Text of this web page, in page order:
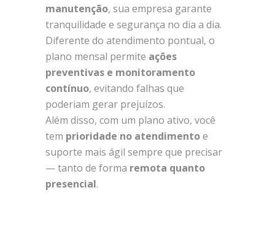
manutenção, sua empresa garante
tranquilidade e segurança no dia a dia.
Diferente do atendimento pontual, o
plano mensal permite ações
preventivas e monitoramento
contínuo, evitando falhas que
poderiam gerar prejuízos.
Além disso, com um plano ativo, você
tem prioridade no atendimentoe
suporte mais ágil sempre que precisar
— tanto de forma remota quanto
presencial.